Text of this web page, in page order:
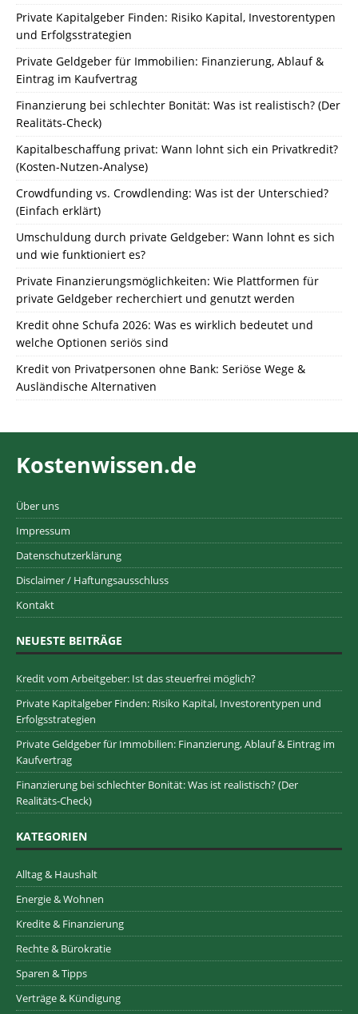
Private Kapitalgeber Finden: Risiko Kapital, Investorentypen
und Erfolgsstrategien
Private Geldgeber für Immobilien: Finanzierung, Ablauf &
Eintrag im Kaufvertrag
Finanzierung bei schlechter Bonität: Was ist realistisch? (Der
Realitäts-Check)
Kapitalbeschaffung privat: Wann lohnt sich ein Privatkredit?
(Kosten-Nutzen-Analyse)
Crowdfunding vs. Crowdlending: Was ist der Unterschied?
(Einfach erklärt)
Umschuldung durch private Geldgeber: Wann lohnt es sich
und wie funktioniert es?
Private Finanzierungsmöglichkeiten: Wie Plattformen für
private Geldgeber recherchiert und genutzt werden
Kredit ohne Schufa 2026: Was es wirklich bedeutet und
welche Optionen seriös sind
Kredit von Privatpersonen ohne Bank: Seriöse Wege &
Ausländische Alternativen
Kostenwissen.de
Über uns
Impressum
Datenschutzerklärung
Disclaimer / Haftungsausschluss
Kontakt
NEUESTE BEITRÄGE
Kredit vom Arbeitgeber: Ist das steuerfrei möglich?
Private Kapitalgeber Finden: Risiko Kapital, Investorentypen und
Erfolgsstrategien
Private Geldgeber für Immobilien: Finanzierung, Ablauf & Eintrag im
Kaufvertrag
Finanzierung bei schlechter Bonität: Was ist realistisch? (Der
Realitäts-Check)
KATEGORIEN
Alltag & Haushalt
Energie & Wohnen
Kredite & Finanzierung
Rechte & Bürokratie
Sparen & Tipps
Verträge & Kündigung